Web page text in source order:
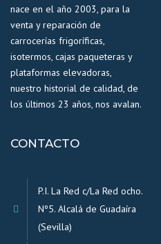
nace en el año 2003, para la
venta y reparación de
carrocerías frigoríficas,
isotermos, cajas paqueteras y
plataformas elevadoras,
nuestro historial de calidad, de
los últimos 23 años, nos avalan.
CONTACTO
P.I. La Red c/La Red ocho.
Nº5. Alcalá de Guadaíra
(Sevilla)